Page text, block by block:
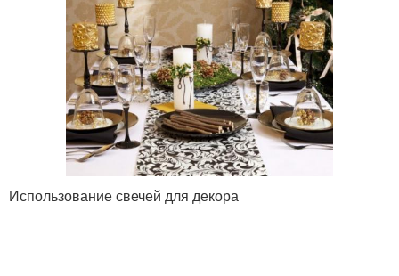
Использование свечей для декора